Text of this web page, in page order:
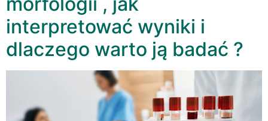
interpretować wyniki i
dlaczego warto ją badać ?